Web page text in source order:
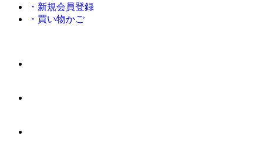
・新規会員登録
・買い物かご